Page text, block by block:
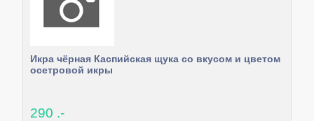
Икра чёрная Каспийская щука со вкусом и цветом
осетровой икры
290 .-